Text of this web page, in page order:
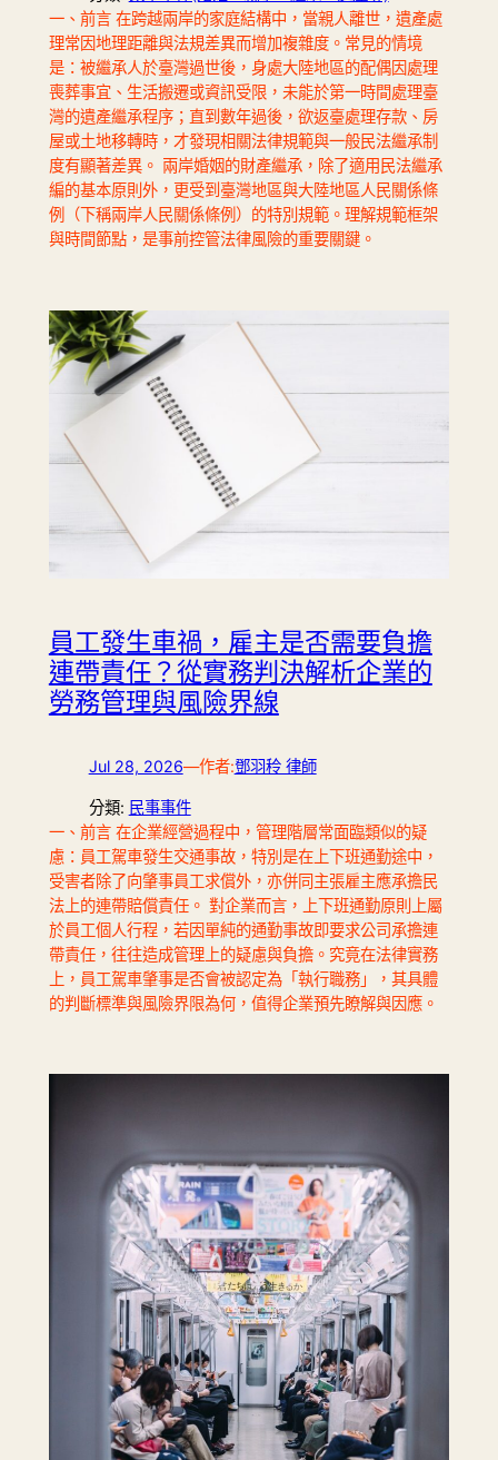
一、前言 在跨越兩岸的家庭結構中，當親人離世，遺產處
理常因地理距離與法規差異而增加複雜度。常見的情境
是：被繼承人於臺灣過世後，身處大陸地區的配偶因處理
喪葬事宜、生活搬遷或資訊受限，未能於第一時間處理臺
灣的遺產繼承程序；直到數年過後，欲返臺處理存款、房
屋或土地移轉時，才發現相關法律規範與一般民法繼承制
度有顯著差異。 兩岸婚姻的財產繼承，除了適用民法繼承
編的基本原則外，更受到臺灣地區與大陸地區人民關係條
例（下稱兩岸人民關係條例）的特別規範。理解規範框架
與時間節點，是事前控管法律風險的重要關鍵。
員工發生車禍，雇主是否需要負擔
連帶責任？從實務判決解析企業的
勞務管理與風險界線
Jul 28, 2026—作者:鄧羽秢 律師
分類: 民事事件
一、前言 在企業經營過程中，管理階層常面臨類似的疑
慮：員工駕車發生交通事故，特別是在上下班通勤途中，
受害者除了向肇事員工求償外，亦併同主張雇主應承擔民
法上的連帶賠償責任。 對企業而言，上下班通勤原則上屬
於員工個人行程，若因單純的通勤事故即要求公司承擔連
帶責任，往往造成管理上的疑慮與負擔。究竟在法律實務
上，員工駕車肇事是否會被認定為「執行職務」，其具體
的判斷標準與風險界限為何，值得企業預先瞭解與因應。